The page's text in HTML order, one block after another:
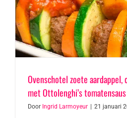
Ovenschotel zoete
met Ottolenghi’s tomatensaus
Door Ingrid Larmoyeur 21 januari